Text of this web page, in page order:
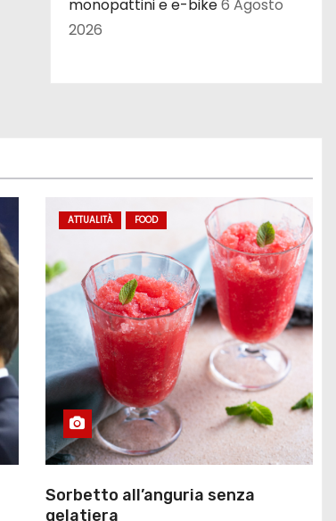
monopattini e e-bike6 Agosto
2026
ATTUALITÀ FOOD
Sorbetto all’anguria senza
gelatiera